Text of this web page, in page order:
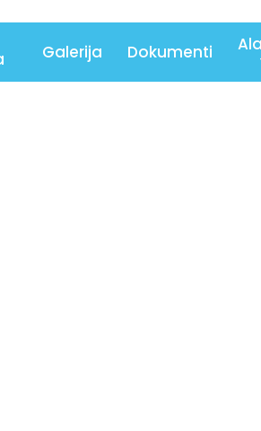
Galerija Dokumenti